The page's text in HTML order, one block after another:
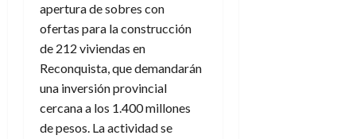
apertura de sobres con
ofertas para la construcción
de 212 viviendas en
Reconquista, que demandarán
una inversión provincial
cercana a los 1.400 millones
de pesos. La actividad se